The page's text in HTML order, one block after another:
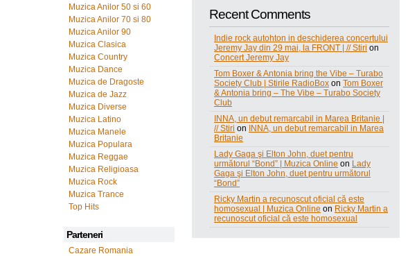
Muzica Anilor 50 si 60
Muzica Anilor 70 si 80
Muzica Anilor 90
Muzica Clasica
Muzica Country
Muzica Dance
Muzica de Dragoste
Muzica de Jazz
Muzica Diverse
Muzica Latino
Muzica Manele
Muzica Populara
Muzica Reggae
Muzica Religioasa
Muzica Rock
Muzica Trance
Top Hits
Parteneri
Cazare Romania
Recent Comments
Indie rock autohton in deschiderea concertului
Jeremy Jay din 29 mai, la FRONT | // Stiri on
Concert Jeremy Jay
Tom Boxer & Antonia bring the Vibe – Turabo
Society Club | Stirile RadioBox on Tom Boxer
& Antonia bring – The Vibe – Turabo Society
Club
INNA, un debut remarcabil in Marea Britanie |
// Stiri on
INNA, un debut remarcabil in Marea
Britanie
Lady Gaga şi Elton John, duet pentru
următorul “Bond” | Muzica Online on Lady
Gaga şi Elton John, duet pentru următorul
“Bond”
Ricky Martin a recunoscut oficial că este
homosexual | Muzica Online on Ricky Martin a
recunoscut oficial că este homosexual